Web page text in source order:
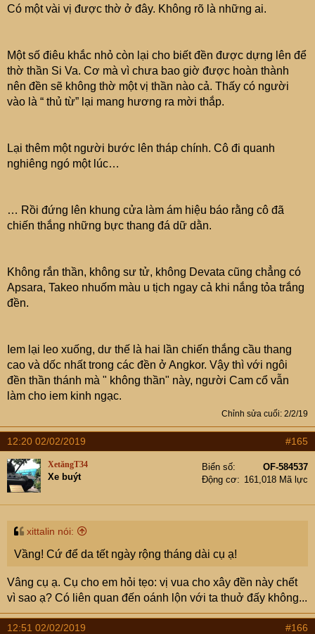
Có một vài vị được thờ ở đây. Không rõ là những ai.
Một số điêu khắc nhỏ còn lại cho biết đền được dựng lên để
thờ thần Si Va. Cơ mà vì chưa bao giờ được hoàn thành
nên đền sẽ không thờ một vị thần nào cả. Thấy có người
vào là “ thủ từ” lại mang hương ra mời thắp.
Lại thêm một người bước lên tháp chính. Cô đi quanh
nghiêng ngó một lúc…
… Rồi đứng lên khung cửa làm ám hiệu báo rằng cô đã
chiến thắng những bực thang đá dữ dằn.
Không rắn thần, không sư tử, không Devata cũng chẳng có
Apsara, Takeo nhuốm màu u tịch ngay cả khi nắng tỏa trắng
đền.
Iem lại leo xuống, dư thế là hai lần chiến thắng cầu thang
cao và dốc nhất trong các đền ở Angkor. Vậy thì với ngôi
đền thần thánh mà " không thần" này, người Cam cổ vẫn
làm cho iem kinh ngạc.
Chỉnh sửa cuối: 2/2/19
12:20 02/02/2019 #165
XetăngT34
Xe buýt
Biển số
OF-584537
Động cơ
161,018 Mã lực
xittalin nói:
Vầng! Cứ để da tết ngày rộng tháng dài cụ ạ!
Vâng cụ ạ. Cụ cho em hỏi tẹo: vị vua cho xây đền này chết
vì sao ạ? Có liên quan đến oánh lộn với ta thuở đấy không...
12:51 02/02/2019 #166